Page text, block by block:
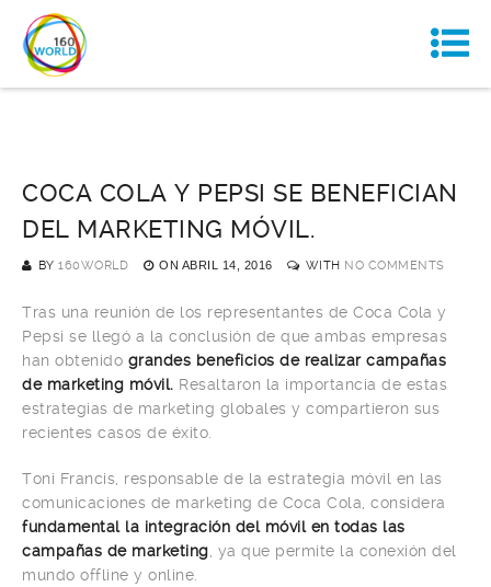
COCA COLA Y PEPSI SE BENEFICIAN
DEL MARKETING MÓVIL.
BY 160WORLD ON ABRIL 14, 2016 WITH NO COMMENTS
Tras una reunión de los representantes de Coca Cola y
Pepsi se llegó a la conclusión de que ambas empresas
han obtenido grandes beneficios de realizar campañas
de marketing móvil. Resaltaron la importancia de estas
estrategias de marketing globales y compartieron sus
recientes casos de éxito.
Toni Francis, responsable de la estrategia móvil en las
comunicaciones de marketing de Coca Cola, considera
fundamental la integración del móvil en todas las
campañas de marketing , ya que permite la conexión del
mundo offline y online.